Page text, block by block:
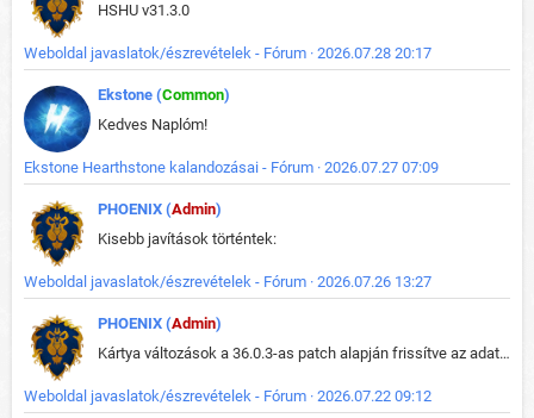
HSHU v31.3.0
Weboldal javaslatok/észrevételek - Fórum · 2026.07.28 20:17
Ekstone (Common)
Kedves Naplóm!
Ekstone Hearthstone kalandozásai - Fórum · 2026.07.27 07:09
PHOENIX (Admin)
Kisebb javítások történtek:
Weboldal javaslatok/észrevételek - Fórum · 2026.07.26 13:27
PHOENIX (Admin)
Kártya változások a 36.0.3-as patch alapján frissítve az adatbázisban (képek is cserélve).
Weboldal javaslatok/észrevételek - Fórum · 2026.07.22 09:12